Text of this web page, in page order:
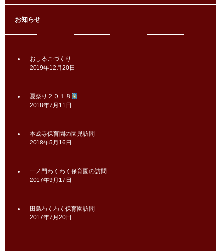
お知らせ
おしるこづくり
2019年12月20日
夏祭り２０１８
2018年7月11日
本成寺保育園の園児訪問
2018年5月16日
一ノ門わくわく保育園の訪問
2017年9月17日
田島わくわく保育園訪問
2017年7月20日